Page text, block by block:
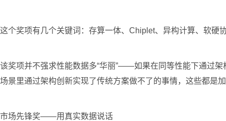
这个奖项有几个关键词：存算一体、Chiplet、异构计算、软硬
该奖项并不强求性能数据多“华丽”——如果在同等性能下通过
场景里通过架构创新实现了传统方案做不了的事情，这些都是
市场先锋奖——用真实数据说话